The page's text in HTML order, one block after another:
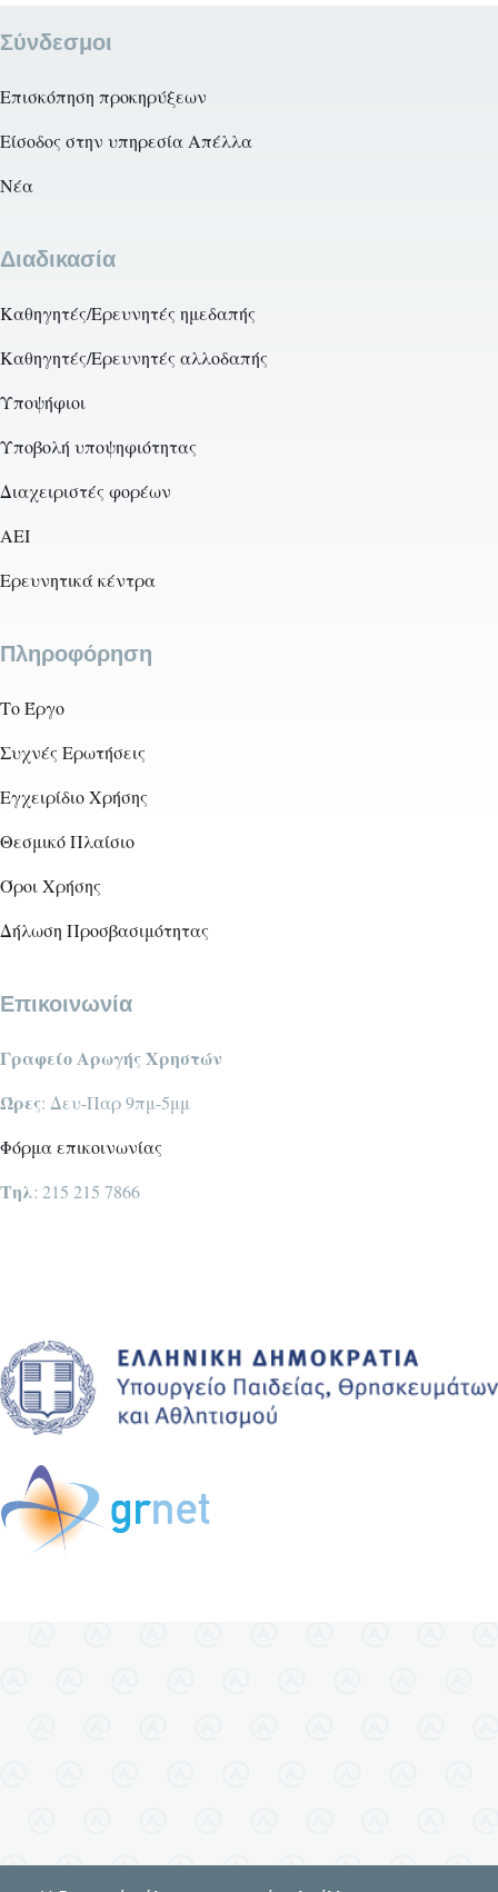
Σύνδεσμοι
Επισκόπηση προκηρύξεων
Είσοδος στην υπηρεσία Απέλλα
Νέα
Διαδικασία
Καθηγητές/Ερευνητές ημεδαπής
Καθηγητές/Ερευνητές αλλοδαπής
Υποψήφιοι
Υποβολή υποψηφιότητας
Διαχειριστές φορέων
AEI
Ερευνητικά κέντρα
Πληροφόρηση
Το Έργο
Συχνές Ερωτήσεις
Εγχειρίδιο Χρήσης
Θεσμικό Πλαίσιο
Όροι Χρήσης
Δήλωση Προσβασιμότητας
Επικοινωνία
Γραφείο Αρωγής Χρηστών
Ώρες: Δευ-Παρ 9πμ-5μμ
Φόρμα επικοινωνίας
Τηλ: 215 215 7866